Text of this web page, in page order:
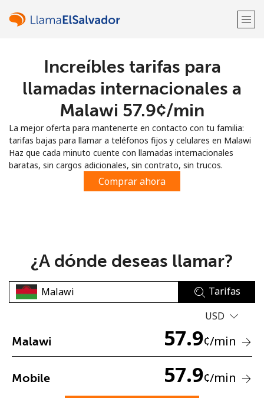
¡Bienvenido!
Regístrate con
No se ha creado una contraseña
Mínimo 8 caracteres
Increíbles tarifas para
llamadas internacionales a
Malawi ⁦57.9¢⁩/min
La mejor oferta para mantenerte en contacto con tu familia:
tarifas bajas para llamar a teléfonos fijos y celulares en Malawi
Haz que cada minuto cuente con llamadas internacionales
baratas, sin cargos adicionales, sin contrato, sin trucos.
Comprar ahora
¿A dónde deseas llamar?
Tarifas
USD
Malawi 57.9¢/min
Mobile 57.9¢/min